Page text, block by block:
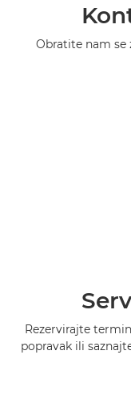
Obratite nam
Rezervirajte
popravak ili